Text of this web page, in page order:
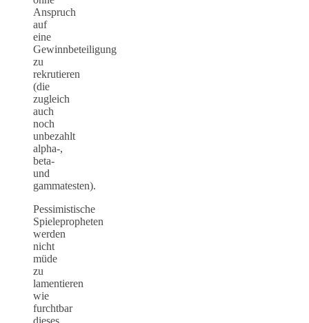
Anspruch
auf
eine
Gewinnbeteiligung
zu
rekrutieren
(die
zugleich
auch
noch
unbezahlt
alpha-,
beta-
und
gammatesten).
Pessimistische
Spielepropheten
werden
nicht
müde
zu
lamentieren
wie
furchtbar
dieses